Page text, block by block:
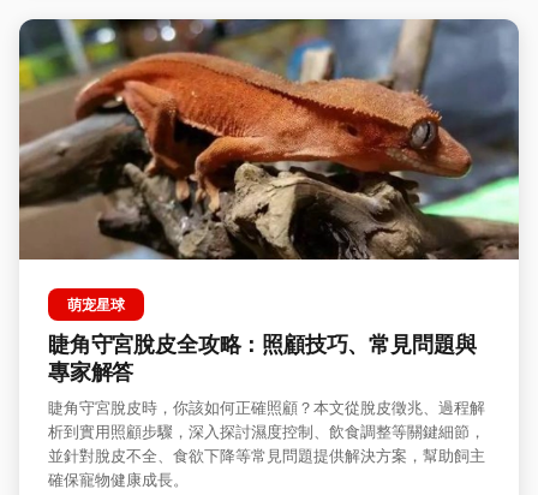
萌宠星球
睫角守宮脫皮全攻略：照顧技巧、常見問題與
專家解答
睫角守宮脫皮時，你該如何正確照顧？本文從脫皮徵兆、過程解
析到實用照顧步驟，深入探討濕度控制、飲食調整等關鍵細節，
並針對脫皮不全、食欲下降等常見問題提供解決方案，幫助飼主
確保寵物健康成長。